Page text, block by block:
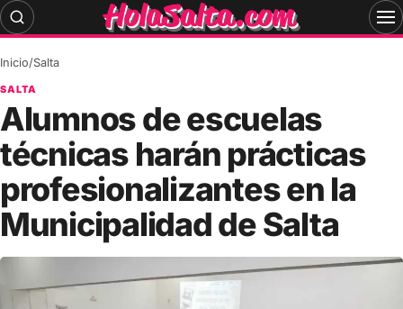
Skip
to
Inicio/Salta
SALTA
Alumnos de escuelas
técnicas harán prácticas
profesionalizantes en la
Municipalidad de Salta